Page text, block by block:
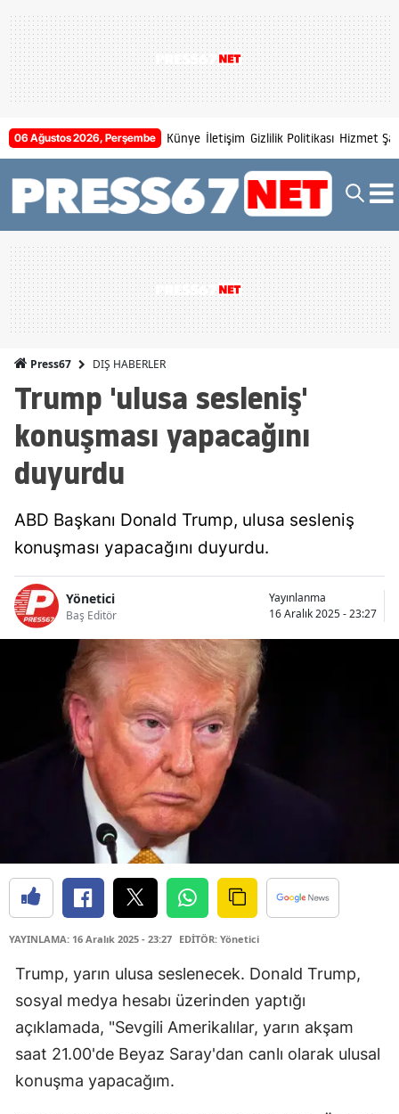
06 Ağustos 2026, Perşembe Künye İletişim Gizlilik Politikası Hizmet
Press67 DIŞ HABERLER
Trump 'ulusa sesleniş'
konuşması yapacağını
duyurdu
ABD Başkanı Donald Trump, ulusa sesleniş
konuşması yapacağını duyurdu.
Yönetici
Baş Editör
Yayınlanma
16 Aralık 2025 - 23:27
YAYINLAMA: 16 Aralık 2025 - 23:27 EDİTÖR: Yönetici
Trump, yarın ulusa seslenecek. Donald Trump,
sosyal medya hesabı üzerinden yaptığı
açıklamada, "Sevgili Amerikalılar, yarın akşam
saat 21.00'de Beyaz Saray'dan canlı olarak ulusal
konuşma yapacağım.